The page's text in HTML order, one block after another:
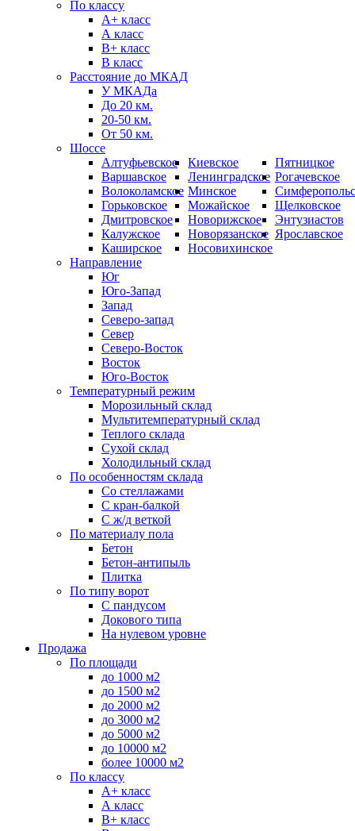
По классу
А+ класс
А класс
B+ класс
В класс
Расстояние до МКАД
У МКАДа
До 20 км.
20-50 км.
От 50 км.
Шоссе
Алтуфьевское
Варшавское
Волоколамское
Горьковское
Дмитровское
Калужское
Каширское
Киевское
Ленинградское
Минское
Можайское
Новорижское
Новорязанское
Носовихинское
Пятницкое
Рогачевское
Щелковское
Энтузиастов
Ярославское
Направление
Юг
Юго-Запад
Запад
Северо-запад
Север
Северо-Восток
Восток
Юго-Восток
Температурный режим
Морозильный склад
Мультитемпературный склад
Теплого склада
Сухой склад
Холодильный склад
По особенностям склада
Со стеллажами
С кран-балкой
С ж/д веткой
По материалу пола
Бетон
Бетон-антипыль
Плитка
По типу ворот
С пандусом
Докового типа
На нулевом уровне
Продажа
По площади
до 1000 м2
до 1500 м2
до 2000 м2
до 3000 м2
до 5000 м2
до 10000 м2
более 10000 м2
По классу
A+ класс
А класс
В+ класс